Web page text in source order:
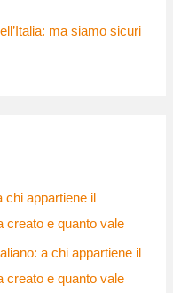
ma siamo sicuri
chi appartiene il
creato e quanto vale
a chi appartiene il
creato e quanto vale